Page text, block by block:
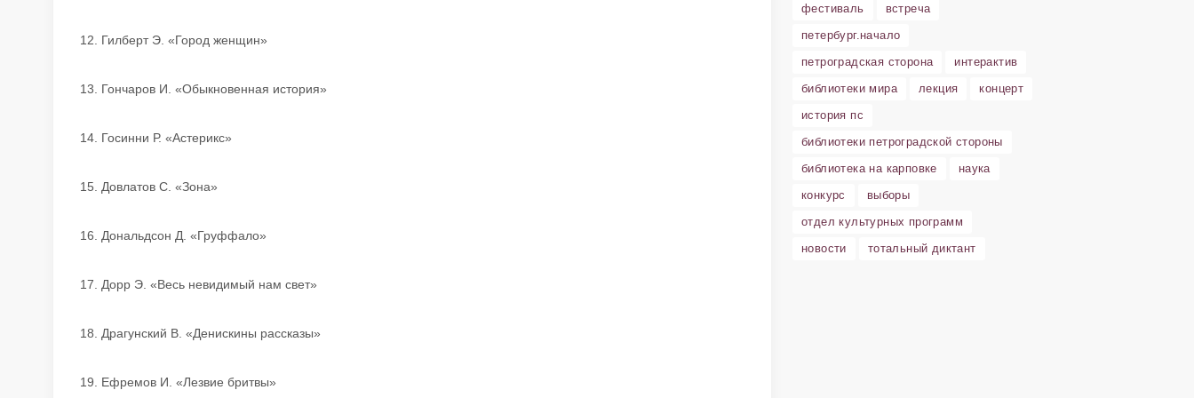
12. Гилберт Э. «Город женщин»
13. Гончаров И. «Обыкновенная история»
14. Госинни Р. «Астерикс»
15. Довлатов С. «Зона»
16. Дональдсон Д. «Груффало»
17. Дорр Э. «Весь невидимый нам свет»
18. Драгунский В. «Денискины рассказы»
19. Ефремов И. «Лезвие бритвы»
фестиваль
встреча
петербург.начало
петроградская сторона
интерактив
библиотеки мира
лекция
концерт
история пс
библиотеки петроградской стороны
библиотека на карповке
наука
конкурс
выборы
отдел культурных программ
новости
тотальный диктант